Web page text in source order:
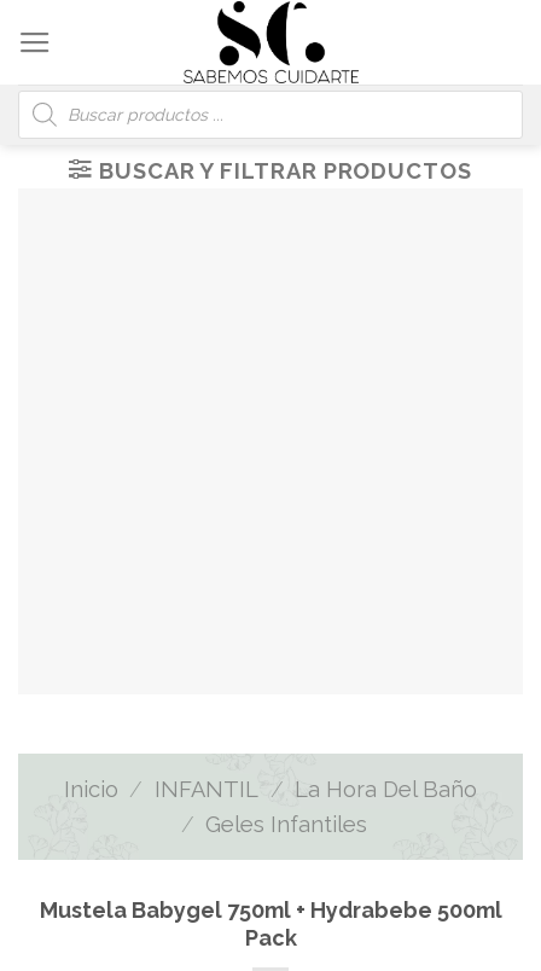
content
Búsqueda
de
productos
BUSCAR Y FILTRAR PRODUCTOS
Inicio / INFANTIL / La Hora Del Baño
/ Geles Infantiles
Mustela Babygel 750ml + Hydrabebe 500ml
Pack